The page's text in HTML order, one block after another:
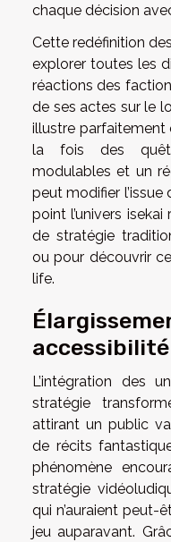
chaque décision
Cette redéfinition
explorer toutes les
réactions des
de ses actes sur le
illustre parfaitement
la fois des
modulables et un
peut modifier l’issue
point l’univers
de stratégie
ou pour découvrir
life.
accessibilité
L’intégration des
stratégie
attirant un public
de récits
phénomène
stratégie
qui n’auraient peut-
jeu auparavant.